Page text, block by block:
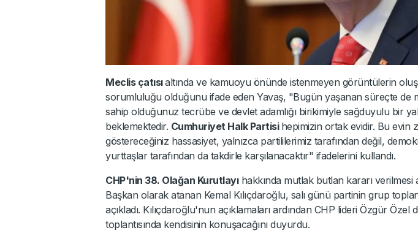
Meclis çatısıaltında ve kamuoyu önünde istenmeyen görüntülerin
sorumluluğu olduğunu ifade eden Yavaş, "Bugün yaşanan süreçte de
sahip olduğunuz tecrübe ve devlet adamlığı birikimiyle sağduyulu bir
beklemektedir. Cumhuriyet Halk Partisi hepimizin ortak evidir. Bu evin
göstereceğiniz hassasiyet, yalnızca partililerimiz tarafından değil,
yurttaşlar tarafından da takdirle karşılanacaktır" ifadelerini kullandı.
CHP'nin 38. Olağan Kurutlayıhakkında mutlak butlan kararı verilmesi
Başkan olarak atanan Kemal Kılıçdaroğlu, salı günü partinin grup
açıkladı. Kılıçdaroğlu'nun açıklamaları ardından CHP lideri Özgür Özel
toplantısında kendisinin konuşacağını duyurdu.